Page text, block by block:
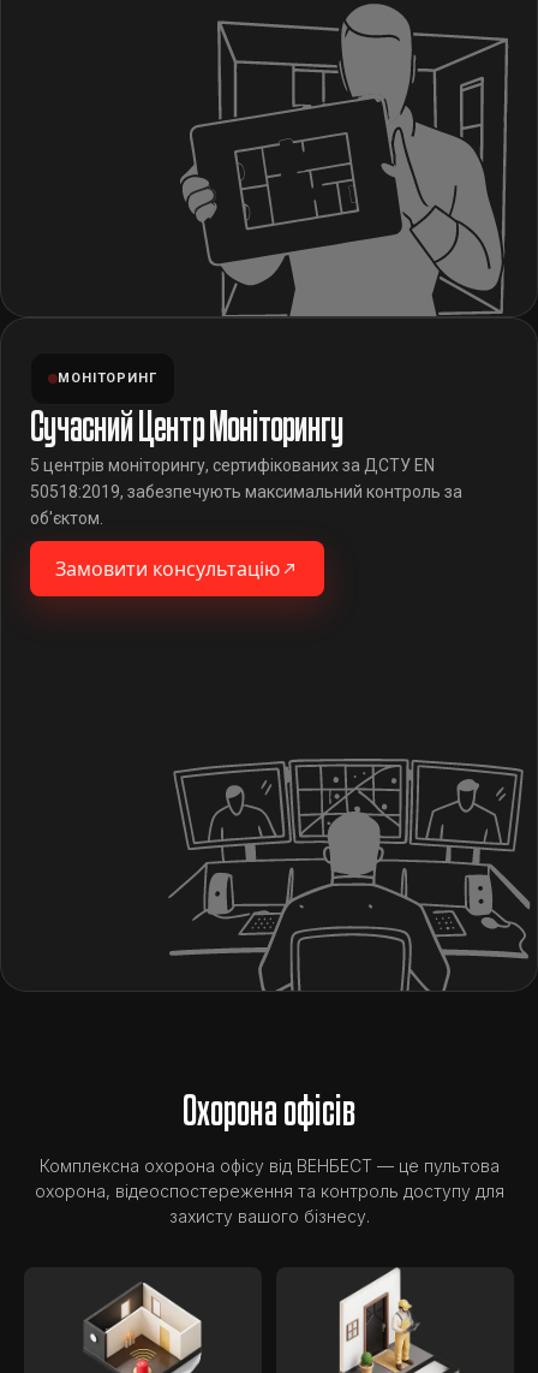
МОНІТОРИНГ
Сучасний Центр Моніторингу
5 центрів моніторингу, сертифікованих за ДСТУ EN
50518:2019, забезпечують максимальний контроль за
об'єктом.
Замовити консультацію
Охорона офісів
Комплексна охорона офісу від ВЕНБЕСТ — це пультова
охорона, відеоспостереження та контроль доступу для
захисту вашого бізнесу.